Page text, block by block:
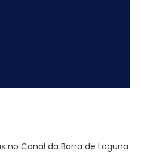
no Canal da Barra de Laguna